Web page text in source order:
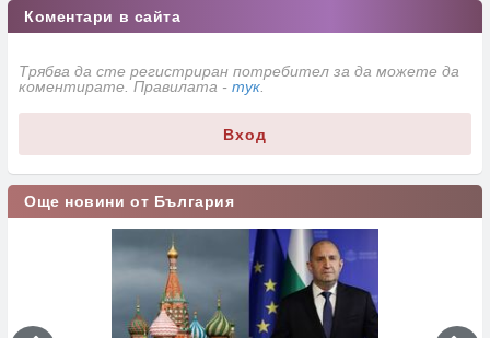
Коментари в сайта
Трябва да сте регистриран потребител за да можете да
коментирате. Правилата - тук
Вход
Още новини от България